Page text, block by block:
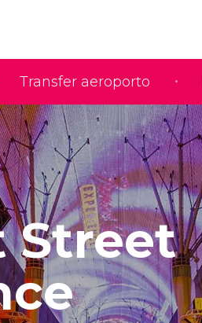
Transfer aeroporto
Street